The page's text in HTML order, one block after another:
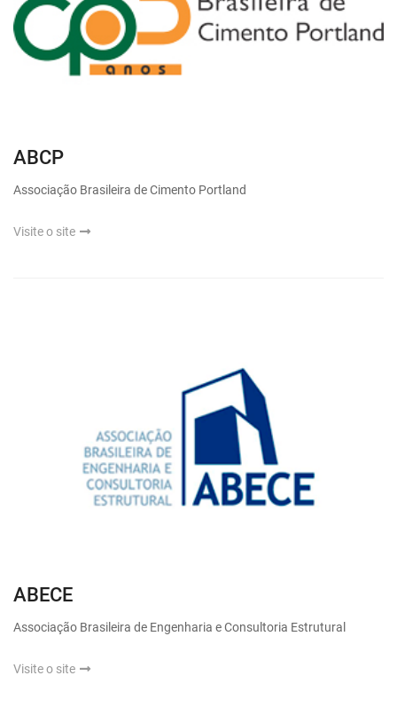
ABCP
Associação Brasileira de Cimento Portland
Visite o site
ABECE
Associação Brasileira de Engenharia e Consultoria Estrutural
Visite o site